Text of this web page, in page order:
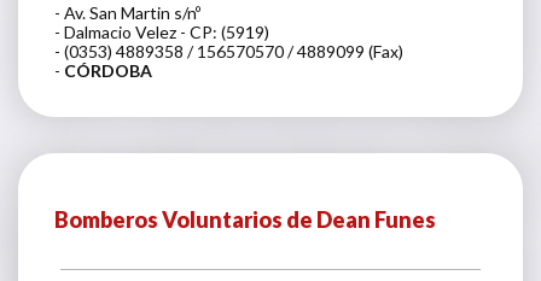
- Av. San Martin s/nº
- Dalmacio Velez - CP: (5919)
- (0353) 4889358 / 156570570 / 4889099 (Fax)
- CÓRDOBA
Bomberos Voluntarios de Dean Funes